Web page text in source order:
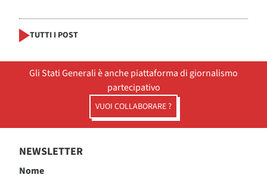
TUTTI I POST
Gli Stati Generali è anche piattaforma di giornalismo
partecipativo
VUOI COLLABORARE ?
NEWSLETTER
Nome